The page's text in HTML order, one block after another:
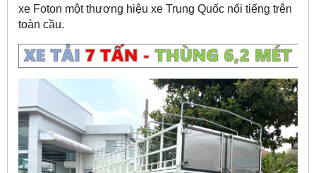
xe Foton một thương hiệu xe Trung Quốc nổi tiếng trên
toàn cầu.